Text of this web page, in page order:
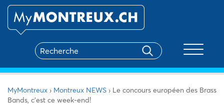
MyMontreux › Montreux NEWS › Le concours européen des Brass
Bands, c’est ce week-end!